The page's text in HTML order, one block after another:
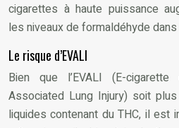
cigarettes à haute puissance
les niveaux de formaldéhyde dans
Le risque d’EVALI
Bien que l’EVALI (E-
Associated Lung Injury) soit
liquides contenant du THC, il est